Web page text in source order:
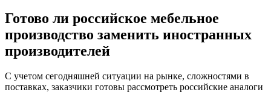
Готово ли российское мебельное
производство заменить иностранных
производителей
С учетом сегодняшней ситуации на рынке, сложностями в
поставках, заказчики готовы рассмотреть российские аналоги